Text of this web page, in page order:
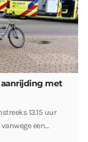
met
13.15 uur
een…